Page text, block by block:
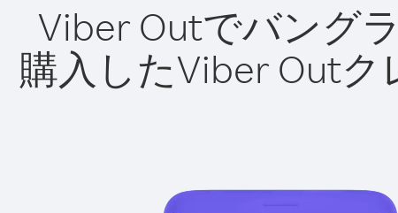
Viber Outでバング
購入したViber Out